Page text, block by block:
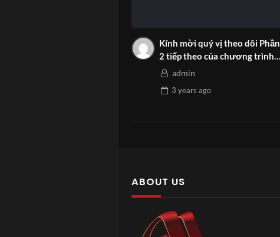
Kính mời quý vị theo dõi Phần
2 tiếp theo của chương trình
Talkshow:
admin
3 years ago
ABOUT US